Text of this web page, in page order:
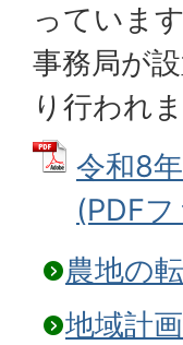
っていま
事務局が
り行われま
令和8
(PDF
農地の
地域計